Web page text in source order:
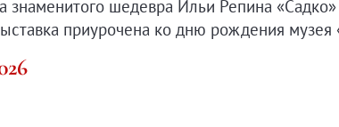
знаменитого шедевра Ильи Репина
приурочена ко дню рождения музея